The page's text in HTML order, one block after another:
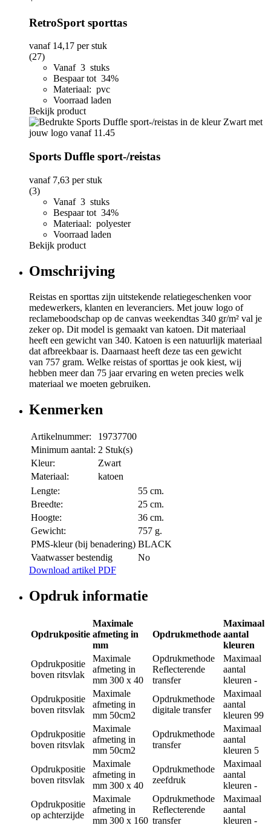
RetroSport sporttas
vanaf 14,17 per stuk
(27)
Vanaf 3 stuks
Bespaar tot 34%
Materiaal: pvc
Voorraad laden
Bekijk product
Sports Duffle sport-/reistas
vanaf 7,63 per stuk
(3)
Vanaf 3 stuks
Bespaar tot 34%
Materiaal: polyester
Voorraad laden
Bekijk product
Omschrijving
Reistas en sporttas zijn uitstekende relatiegeschenken voor
medewerkers, klanten en leveranciers. Met jouw logo of
reclameboodschap op de canvas weekendtas 340 gr/m² val je
zeker op. Dit model is gemaakt van katoen. Dit materiaal
heeft een gewicht van 340. Katoen is een natuurlijk materiaal
dat afbreekbaar is. Daarnaast heeft deze tas een gewicht
van 757 gram. Welke reistas of sporttas je ook kiest, wij
hebben meer dan 75 jaar ervaring en weten precies welk
materiaal we moeten gebruiken.
Kenmerken
Artikelnummer:
19737700
Minimum aantal: 2 Stuk(s)
Kleur:
Zwart
Materiaal:
katoen
Lengte:
55 cm.
Breedte:
25 cm.
Hoogte:
36 cm.
Gewicht:
757 g.
PMS-kleur (bij benadering) BLACK
Vaatwasser bestendig
No
Download artikel PDF
Opdruk informatie
Opdrukpositie
Maximale
afmeting in
mm
Opdrukmethode
Maximaal
aantal
kleuren
Opdrukpositie
boven ritsvlak
Maximale
afmeting in
mm 300 x 40
Opdrukmethode
Reflecterende
transfer
Maximaal
aantal
kleuren -
Opdrukpositie
boven ritsvlak
Maximale
afmeting in
mm 50cm2
Opdrukmethode
digitale transfer
Maximaal
aantal
kleuren 99
Opdrukpositie
boven ritsvlak
Maximale
afmeting in
mm 50cm2
Opdrukmethode
transfer
Maximaal
aantal
kleuren 5
Opdrukpositie
boven ritsvlak
Maximale
afmeting in
mm 300 x 40
Opdrukmethode
zeefdruk
Maximaal
aantal
kleuren -
Opdrukpositie
op achterzijde
Maximale
afmeting in
mm 300 x 160
Opdrukmethode
Reflecterende
transfer
Maximaal
aantal
kleuren -